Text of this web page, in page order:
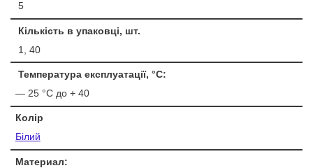
5
Кількість в упаковці, шт.
1, 40
Температура експлуатації, °С:
— 25 °С до + 40
Колір
Білий
Материал: